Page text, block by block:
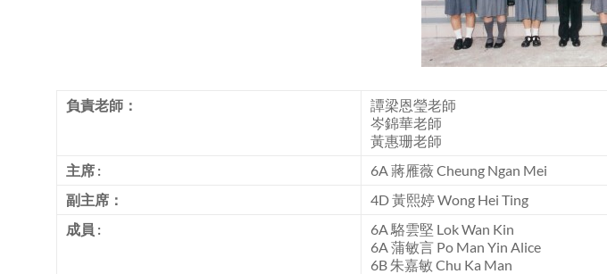
負責老師：
譚梁恩瑩老師
岑錦華老師
黃惠珊老師
主席 :
6A 蔣雁薇 Cheung Ngan Mei
副主席：
4D 黃熙婷 Wong Hei Ting
成員 :
6A 駱雲堅 Lok Wan Kin
6A 蒲敏言 Po Man Yin Alice
6B 朱嘉敏 Chu Ka Man